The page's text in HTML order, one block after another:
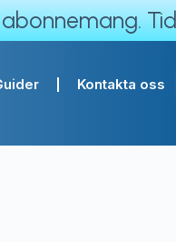
Kontakta oss